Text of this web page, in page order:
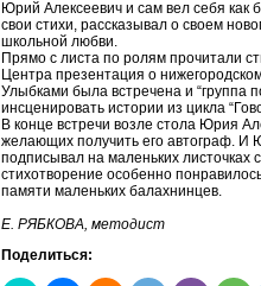
Юрий Алексеевич и сам вел себя как
свои стихи, рассказывал о своем
школьной любви.
Прямо с листа по ролям прочитали
Центра презентация о
Улыбками была встречена и “группа
инсценировать истории из цикла
В конце встречи возле стола Юрия
желающих получить его автограф. И
подписывал на маленьких листочках
стихотворение особенно
памяти маленьких балахнинцев.
Е. РЯБКОВА, методист
Поделиться: